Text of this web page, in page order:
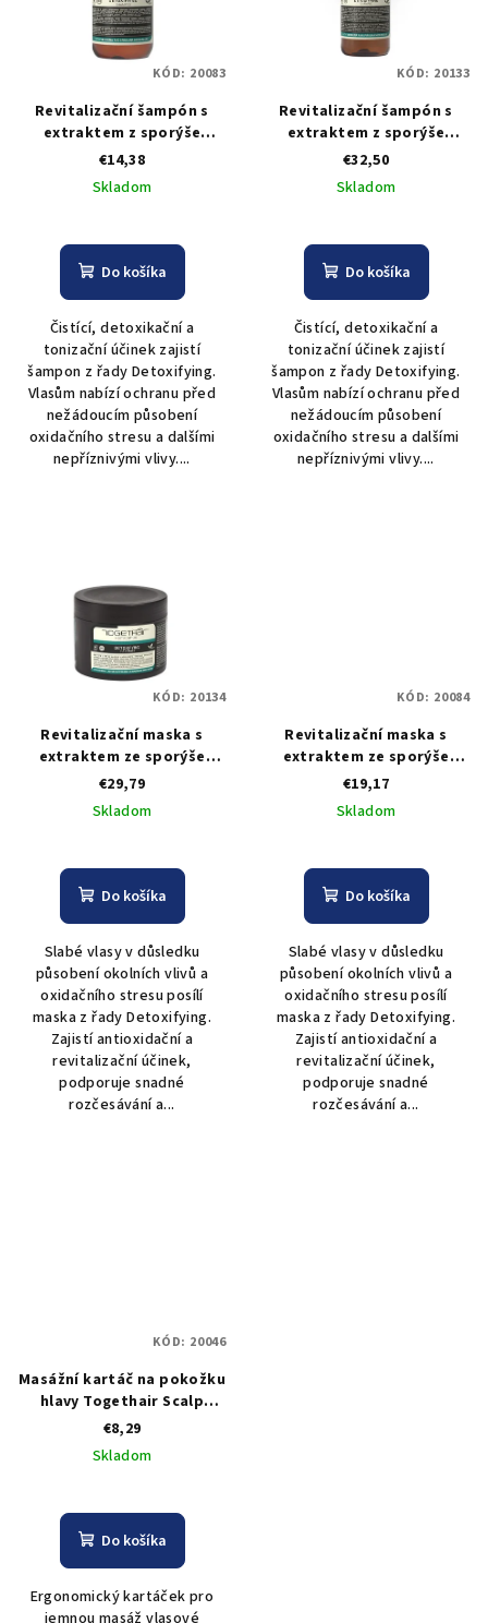
Revitalizační šampón s
extraktem z sporýše
Togethair Detoxifying
Shampoo 250 ml
€14,38
Skladom
Do košíka
Čistící, detoxikační a
tonizační účinek zajistí
šampon z řady Detoxifying.
Vlasům nabízí ochranu před
nežádoucím působení
oxidačního stresu a dalšími
nepříznivými vlivy....
KÓD: 20083
Revitalizační šampón s
extraktem z sporýše
Togethair Detoxifying
Shampoo 1000 ml
€32,50
Skladom
Do košíka
Čistící, detoxikační a
tonizační účinek zajistí
šampon z řady Detoxifying.
Vlasům nabízí ochranu před
nežádoucím působení
oxidačního stresu a dalšími
nepříznivými vlivy....
KÓD: 20133
Revitalizační maska s
extraktem ze sporýše
Togethair Detoxifying
Mask Vegan 500 ml
€29,79
Skladom
Do košíka
Slabé vlasy v důsledku
působení okolních vlivů a
oxidačního stresu posílí
maska z řady Detoxifying.
Zajistí antioxidační a
revitalizační účinek,
podporuje snadné
rozčesávání a...
KÓD: 20134
Revitalizační maska s
extraktem ze sporýše
Togethair Detoxifying
Mask Vegan 250 ml
€19,17
Skladom
Do košíka
Slabé vlasy v důsledku
působení okolních vlivů a
oxidačního stresu posílí
maska z řady Detoxifying.
Zajistí antioxidační a
revitalizační účinek,
podporuje snadné
rozčesávání a...
KÓD: 20084
Masážní kartáč na pokožku
hlavy Togethair Scalp
Brush
€8,29
Skladom
Do košíka
Ergonomický kartáček pro
jemnou masáž vlasové
KÓD: 20046